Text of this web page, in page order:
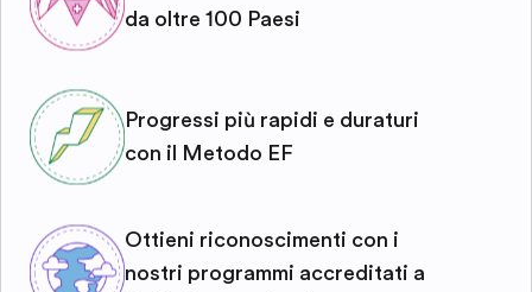
da oltre 100 Paesi
Progressi più rapidi e duraturi
con il Metodo EF
Ottieni riconoscimenti con i
nostri programmi accreditati a